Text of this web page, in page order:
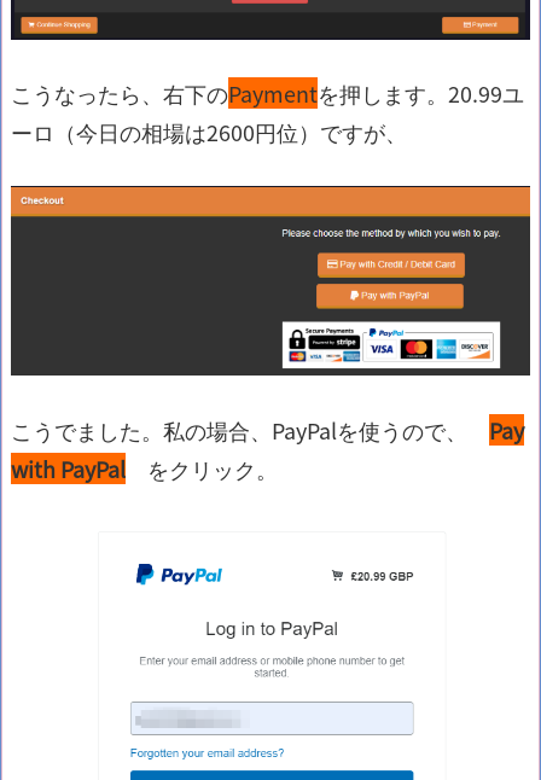
こうなったら、右下のPaymentを押します。20.99ユ
ーロ（今日の相場は2600円位）ですが、
こうでました。私の場合、PayPalを使うので、 Pay
with PayPal をクリック。